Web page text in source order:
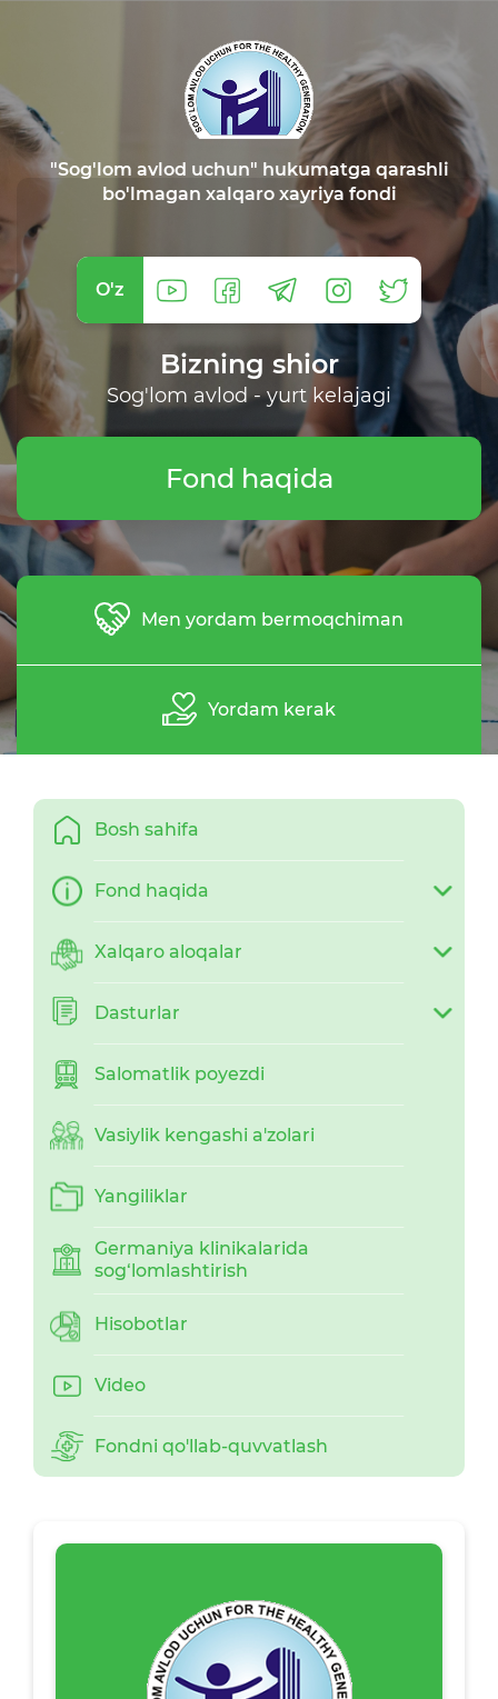
"Sog'lom avlod uchun" hukumatga qarashli
bo'lmagan xalqaro xayriya fondi
O'z
Bizning shior
Sog'lom avlod - yurt kelajagi
Fond haqida
Men yordam bermoqchiman
Yordam kerak
Bosh sahifa
Fond haqida
Xalqaro aloqalar
Dasturlar
Salomatlik poyezdi
Vasiylik kengashi a'zolari
Yangiliklar
Germaniya klinikalarida
sog‘lomlashtirish
Hisobotlar
Video
Fondni qo'llab-quvvatlash